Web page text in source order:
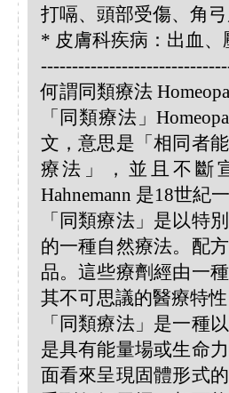
打嗝、頭部受傷、角
* 皮膚科疾病：出血、
何謂同類療法
「同類療法」
文，意思是「相同者
療法」，並且不斷
Hahnemann 是18世紀
「同類療法」是以特
的一種自然療法。配
品。這些療劑經由一
其不可思議的醫療特
「同類療法」是一種
是具有能量場或生命
面看來呈現固體形式